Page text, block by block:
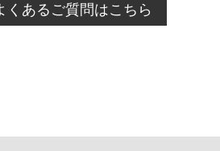
業日前を過ぎている場合のご予約
ましては、直接ご予約の店舗まで
くあるご質問はこちら